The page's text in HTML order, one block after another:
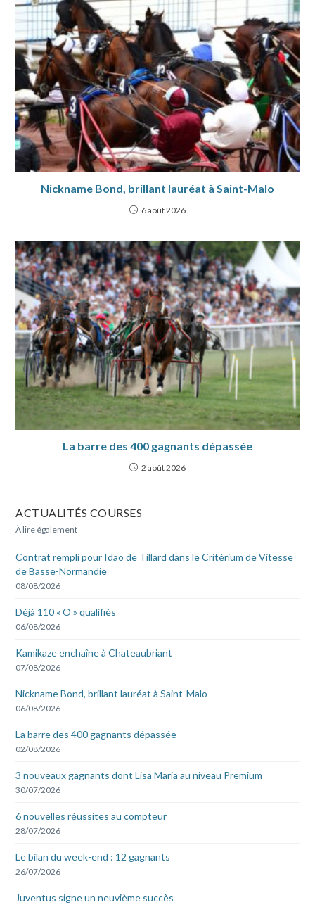
Nickname Bond, brillant lauréat à Saint-Malo
6 août 2026
La barre des 400 gagnants dépassée
2 août 2026
ACTUALITÉS COURSES
À lire également
Contrat rempli pour Idao de Tillard dans le Critérium de Vitesse
de Basse-Normandie
08/08/2026
Déjà 110 « O » qualifiés
06/08/2026
Kamikaze enchaîne à Chateaubriant
07/08/2026
Nickname Bond, brillant lauréat à Saint-Malo
06/08/2026
La barre des 400 gagnants dépassée
02/08/2026
3 nouveaux gagnants dont Lisa Maria au niveau Premium
30/07/2026
6 nouvelles réussites au compteur
28/07/2026
Le bilan du week-end : 12 gagnants
26/07/2026
Juventus signe un neuvième succès